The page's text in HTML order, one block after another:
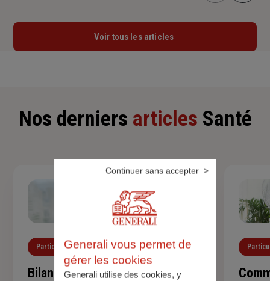
Voir tous les articles
Nos derniers articles Santé
Particuliers Santé
Bilan de santé de l'enfant :
Generali vous permet de
gérer les cookies
Generali utilise des cookies, y
Continuer sans accepter